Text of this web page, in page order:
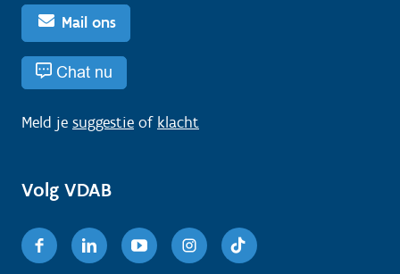
Mail ons
Chat nu
Meld je suggestie of klacht
Volg VDAB
FacebookLinkedinYoutubeInstagram